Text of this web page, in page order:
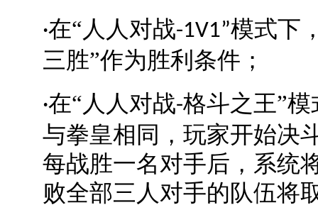
·在“人人对战-1V1”模式下
三胜”作为胜利条件；
·在“人人对战-格斗之王”
与拳皇相同，玩家开始决
每战胜一名对手后，系统
败全部三人对手的队伍将